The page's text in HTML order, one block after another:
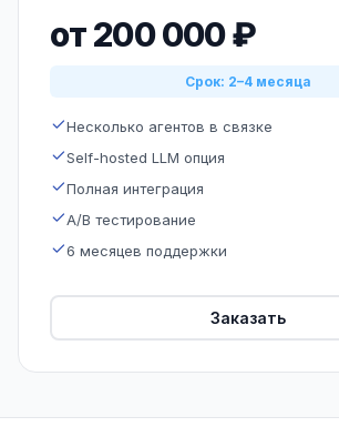
от 200 000 ₽
Срок: 2–4 месяца
Несколько агентов в связке
Self-hosted LLM опция
Полная интеграция
A/B тестирование
6 месяцев поддержки
Заказать